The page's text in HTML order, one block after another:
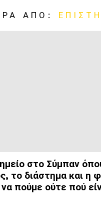
ΑΠΌ:
στο Σύμπαν
το διάστημα και η
πούμε ούτε πού